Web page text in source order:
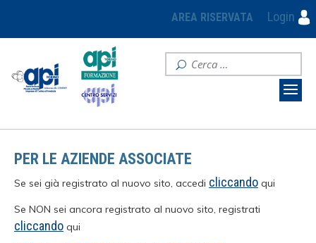
AREA RISERVATA Login
PER LE AZIENDE ASSOCIATE
Se sei già registrato al nuovo sito, accedi cliccando qui
Se NON sei ancora registrato al nuovo sito, registrati
cliccando qui